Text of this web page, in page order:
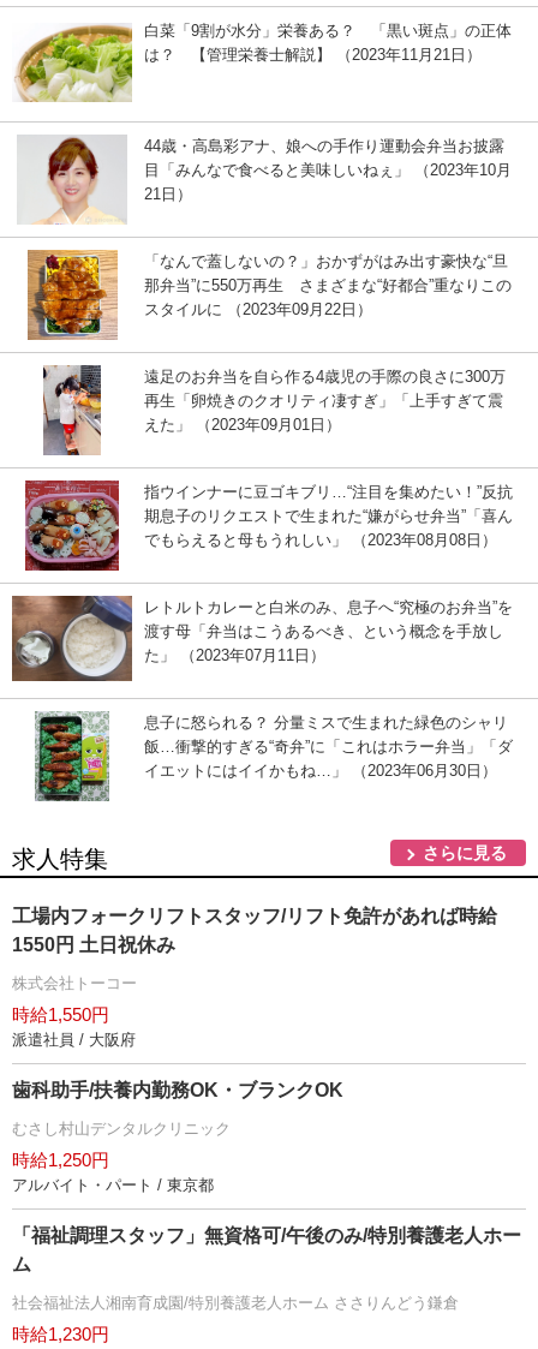
白菜「9割が水分」栄養ある？ 「黒い斑点」の正体
は？ 【管理栄養士解説】 （2023年11月21日）
44歳・高島彩アナ、娘への手作り運動会弁当お披露
目「みんなで食べると美味しいねぇ」 （2023年10月
21日）
「なんで蓋しないの？」おかずがはみ出す豪快な“旦
那弁当”に550万再生 さまざまな“好都合”重なりこの
スタイルに （2023年09月22日）
遠足のお弁当を自ら作る4歳児の手際の良さに300万
再生「卵焼きのクオリティ凄すぎ」「上手すぎて震
えた」 （2023年09月01日）
指ウインナーに豆ゴキブリ…“注目を集めたい！”反抗
期息子のリクエストで生まれた“嫌がらせ弁当”「喜ん
でもらえると母もうれしい」 （2023年08月08日）
レトルトカレーと白米のみ、息子へ“究極のお弁当”を
渡す母「弁当はこうあるべき、という概念を手放し
た」 （2023年07月11日）
息子に怒られる？ 分量ミスで生まれた緑色のシャリ
飯…衝撃的すぎる“奇弁”に「これはホラー弁当」「ダ
イエットにはイイかもね…」 （2023年06月30日）
求人特集 さらに見る
工場内フォークリフトスタッフ/リフト免許があれば時給
1550円 土日祝休み
株式会社トーコー
時給1,550円
派遣社員 / 大阪府
歯科助手/扶養内勤務OK・ブランクOK
むさし村山デンタルクリニック
時給1,250円
アルバイト・パート / 東京都
「福祉調理スタッフ」無資格可/午後のみ/特別養護老人ホー
ム
社会福祉法人湘南育成園/特別養護老人ホーム ささりんどう鎌倉
時給1,230円